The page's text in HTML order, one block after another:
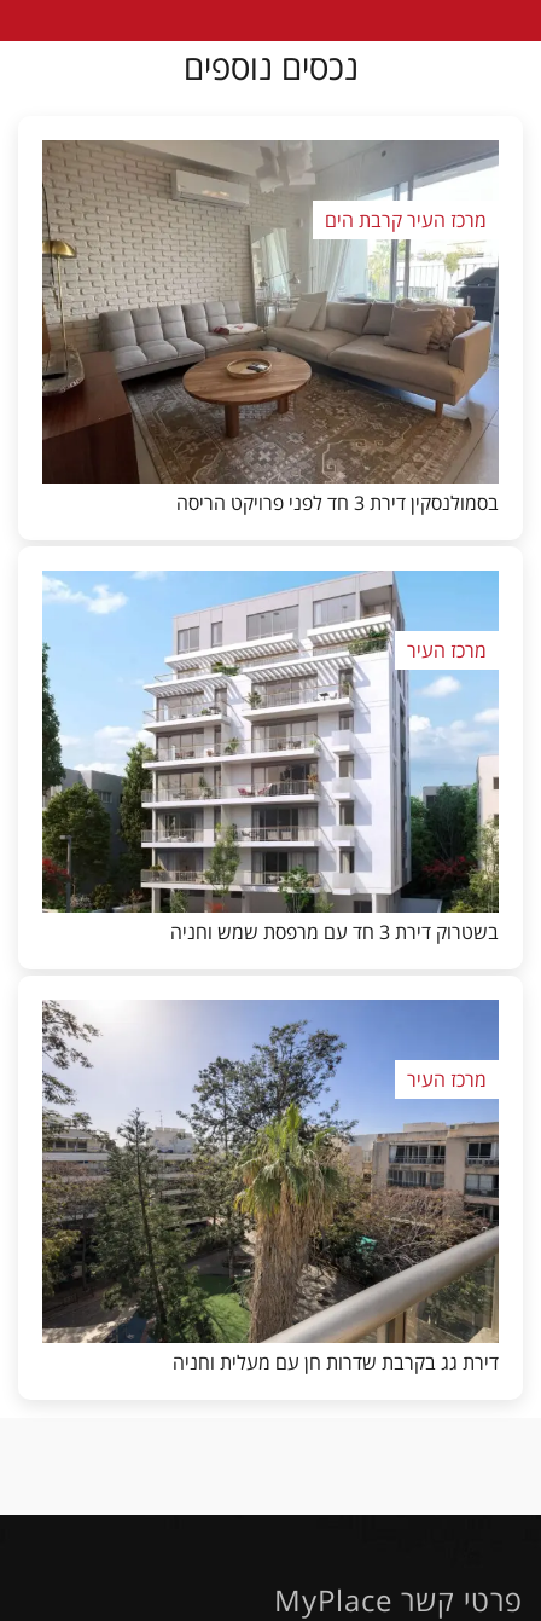
נכסים נוספים
מרכז העיר קרבת הים
בסמולנסקין דירת 3 חד לפני פרויקט הריסה
מרכז העיר
בשטרוק דירת 3 חד עם מרפסת שמש וחניה
מרכז העיר
דירת גג בקרבת שדרות חן עם מעלית וחניה
פרטי קשר MyPlace